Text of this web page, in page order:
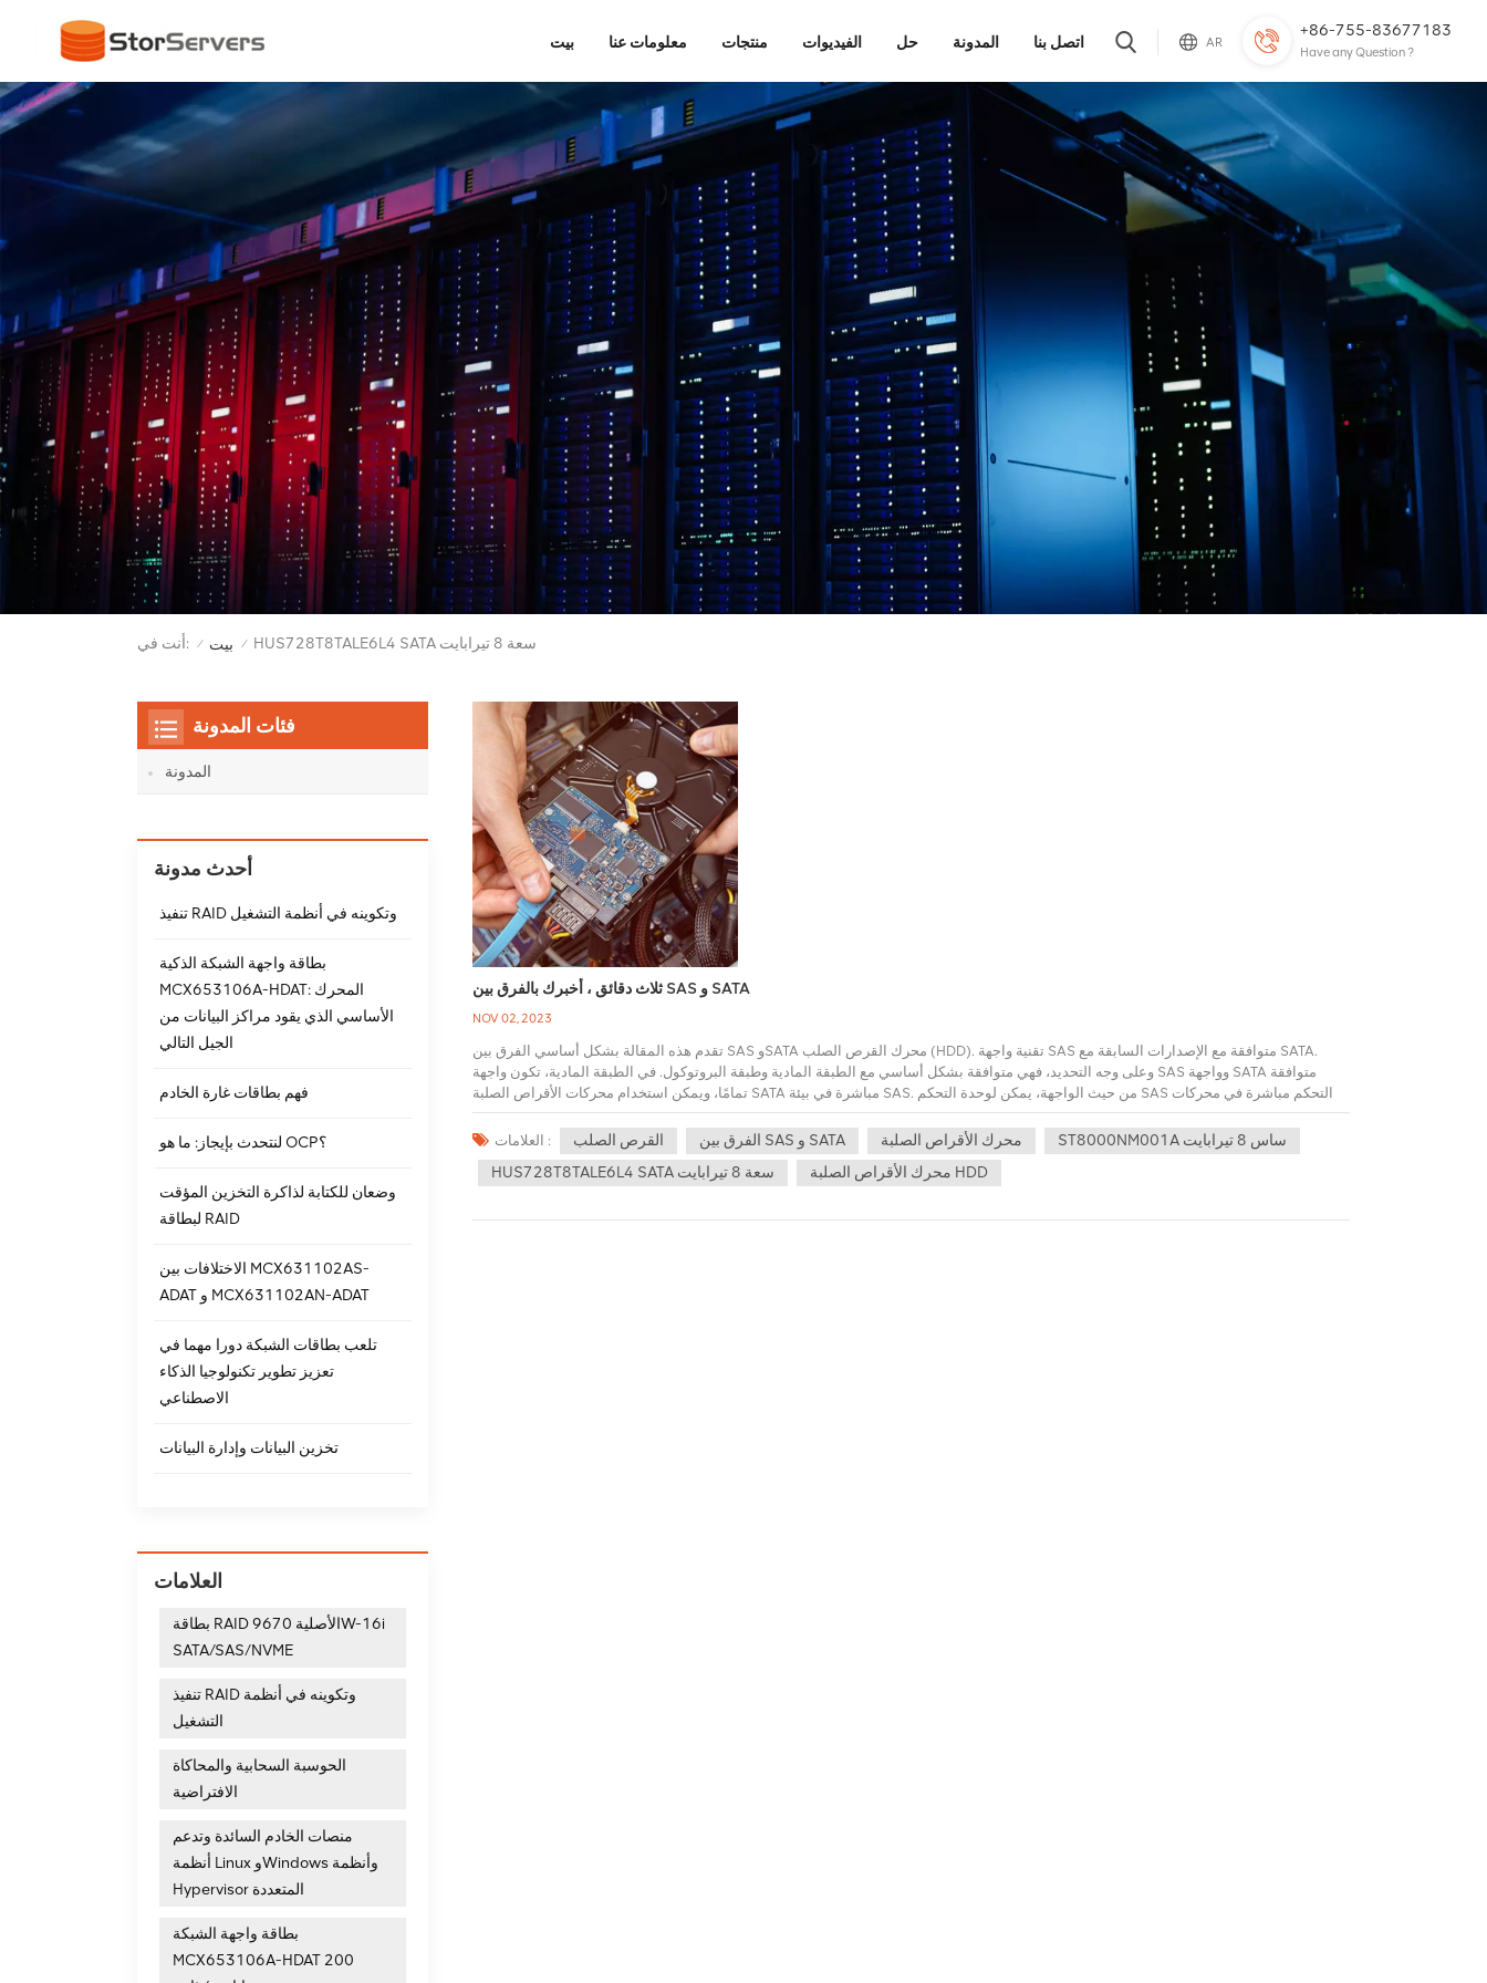
+86-755-83677183
Have any Question ?
AR بيت معلومات عنا منتجات الفيديوات حل المدونة اتصل بنا
أنت في: / بيت / HUS728T8TALE6L4 SATA سعة 8 تيرابايت
ثلاث دقائق ، أخبرك بالفرق بين SAS و SATA
NOV 02, 2023
تقدم هذه المقالة بشكل أساسي الفرق بين SAS وSATA محرك القرص الصلب (HDD). تقنية واجهة SAS متوافقة مع الإصدارات السابقة مع SATA.
وعلى وجه التحديد، فهي متوافقة بشكل أساسي مع الطبقة المادية وطبقة البروتوكول. في الطبقة المادية، تكون واجهة SAS وواجهة SATA متوافقة
تمامًا، ويمكن استخدام محركات الأقراص الصلبة SATA مباشرة في بيئة SAS. من حيث الواجهة، يمكن لوحدة التحكم SAS التحكم مباشرة في محركات
الأقراص الصلبة SATA، ولكن لا يمكن استخدام SAS مباشرة في بيئة SATA لأن وحدة التحكم SATA لا يمكنها التحكم في محركات الأقراص الصلبة
SAS. يتكون SAS من ثلاثة أنواع من البروتوكولات في طبقة البروتوكول، واعتمادًا على الجهاز المتصل، يتم استخدام البروتوكول المقابل لنقل البيانات.
يتم استخدام بروتوكول SCSI التسلسلي لإرسال أوامر SCSI. تُستخدم بروتوكولات إدارة SCSI لصيانة الأجهزة المتصلة وإدارتها. يتم استخدام بروتوكول
قناة SATA لنقل البيانات بين SAS وSATA. من حيث السعر، فإن محركات الأقراص الصلبة SAS (مثل ST8000NM001A ساس 8 تيرابايت) بشكل عام
و7200. محركات الأقراص الصلبة SAS هي في الأساس 10000 دورة في الدقيقة أو 15000 دورة في الدقيقة ومجهزة بتعويض الاهتزاز الدوراني لضمان
العلامات : القرص الصلب الفرق بين SAS و SATA محرك الأقراص الصلبة
ST8000NM001A ساس 8 تيرابايت
HUS728T8TALE6L4 SATA سعة 8 تيرابايت
محرك الأقراص الصلبة HDD
فئات المدونة
المدونة
أحدث مدونة
تنفيذ RAID وتكوينه في أنظمة التشغيل
بطاقة واجهة الشبكة الذكية
MCX653106A-HDAT: المحرك
الأساسي الذي يقود مراكز البيانات من
الجيل التالي
فهم بطاقات غارة الخادم
لنتحدث بإيجاز: ما هو OCP؟
وضعان للكتابة لذاكرة التخزين المؤقت
لبطاقة RAID
الاختلافات بين MCX631102AS-
ADAT و MCX631102AN-ADAT
تلعب بطاقات الشبكة دورا مهما في
تعزيز تطوير تكنولوجيا الذكاء
الاصطناعي
تخزين البيانات وإدارة البيانات
العلامات
بطاقة RAID الأصلية 9670W-16i
SATA/SAS/NVME
تنفيذ RAID وتكوينه في أنظمة
التشغيل
الحوسبة السحابية والمحاكاة
الافتراضية
منصات الخادم السائدة وتدعم
أنظمة Linux وWindows وأنظمة
Hypervisor المتعددة
بطاقة واجهة الشبكة
MCX653106A-HDAT 200